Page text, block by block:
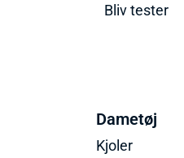
Bliv tester
Dametøj
Kjoler